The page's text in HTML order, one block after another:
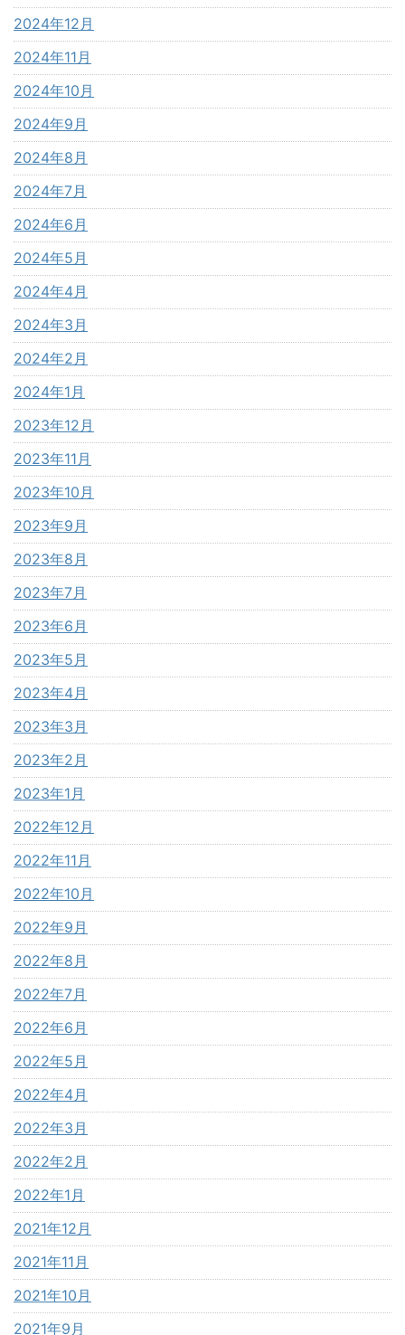
2024年12月
2024年11月
2024年10月
2024年9月
2024年8月
2024年7月
2024年6月
2024年5月
2024年4月
2024年3月
2024年2月
2024年1月
2023年12月
2023年11月
2023年10月
2023年9月
2023年8月
2023年7月
2023年6月
2023年5月
2023年4月
2023年3月
2023年2月
2023年1月
2022年12月
2022年11月
2022年10月
2022年9月
2022年8月
2022年7月
2022年6月
2022年5月
2022年4月
2022年3月
2022年2月
2022年1月
2021年12月
2021年11月
2021年10月
2021年9月